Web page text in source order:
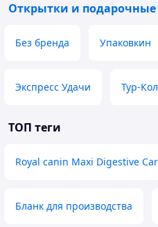
Открытки и подарочные
Без бренда Упаковкин
Экспресс Удачи Тур-
ТОП теги
Royal canin Maxi Digestive
Бланк для производства